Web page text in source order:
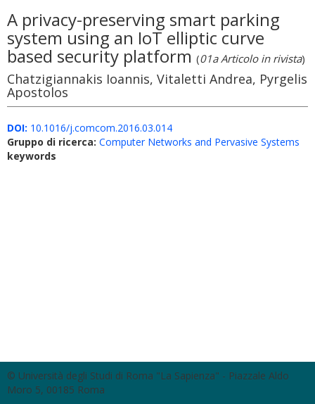
A privacy-preserving smart parking
system using an IoT elliptic curve
based security platform (01a Articolo in rivista)
Chatzigiannakis Ioannis, Vitaletti Andrea, Pyrgelis
Apostolos
DOI: 10.1016/j.comcom.2016.03.014
Gruppo di ricerca: Computer Networks and Pervasive Systems
keywords
© Università degli Studi di Roma "La Sapienza" - Piazzale Aldo
Moro 5, 00185 Roma